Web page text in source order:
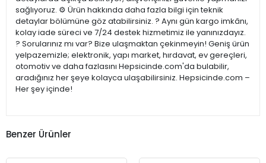
sağlıyoruz. ⚙️ Ürün hakkında daha fazla bilgi için teknik
detaylar bölümüne göz atabilirsiniz. ? Aynı gün kargo imkânı,
kolay iade süreci ve 7/24 destek hizmetimiz ile yanınızdayız.
? Sorularınız mı var? Bize ulaşmaktan çekinmeyin! Geniş ürün
yelpazemizle; elektronik, yapı market, hırdavat, ev gereçleri,
otomotiv ve daha fazlasını Hepsicinde.com'da bulabilir,
aradığınız her şeye kolayca ulaşabilirsiniz. Hepsicinde.com –
Her şey içinde!
Benzer Ürünler